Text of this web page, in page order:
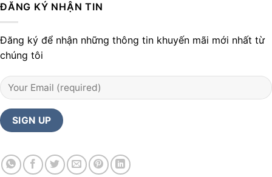
ĐĂNG KÝ NHẬN TIN
Đăng ký để nhận những thông tin khuyến mãi mới nhất từ
chúng tôi